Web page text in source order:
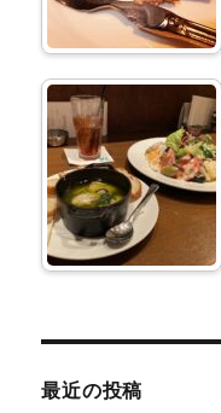
最近の投稿